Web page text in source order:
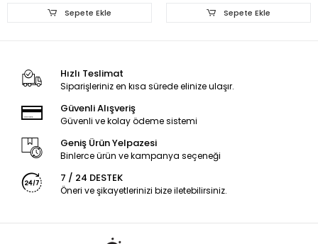
Sepete Ekle Sepete Ekle
Hızlı Teslimat
Siparişleriniz en kısa sürede elinize ulaşır.
Güvenli Alışveriş
Güvenli ve kolay ödeme sistemi
Geniş Ürün Yelpazesi
Binlerce ürün ve kampanya seçeneği
7 / 24 DESTEK
Öneri ve şikayetlerinizi bize iletebilirsiniz.